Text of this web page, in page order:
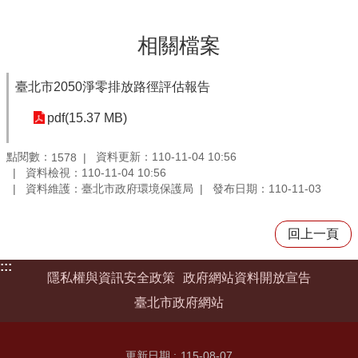
相關檔案
臺北市2050淨零排放路徑評估報告
pdf(15.37 MB)
點閱數： 1578
資料更新：110-11-04 10:56
資料檢視：110-11-04 10:56
資料維護：臺北市政府環境保護局
發布日期：110-11-03
回上一頁
:::
隱私權與資訊安全政策 政府網站資料開放宣告
臺北市政府網站
更新日期 115-08-07